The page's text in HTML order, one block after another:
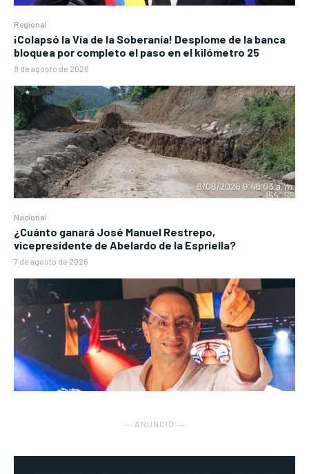
Regional
¡Colapsó la Vía de la Soberanía! Desplome de la banca
bloquea por completo el paso en el kilómetro 25
8 de agosto de 2026
Nacional
¿Cuánto ganará José Manuel Restrepo,
vicepresidente de Abelardo de la Espriella?
7 de agosto de 2026
― ANUNCIO ―